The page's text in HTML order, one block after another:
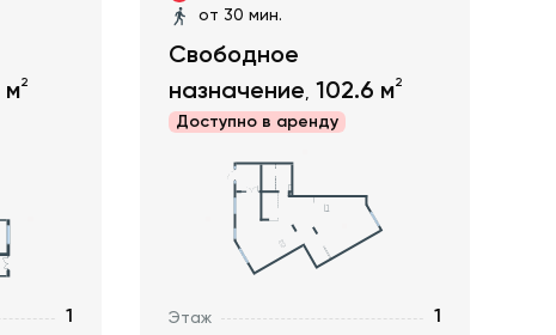
м2
1
от 30 мин.
Свободное
назначение, 102.6 м2
Доступно в аренду
Этаж 1